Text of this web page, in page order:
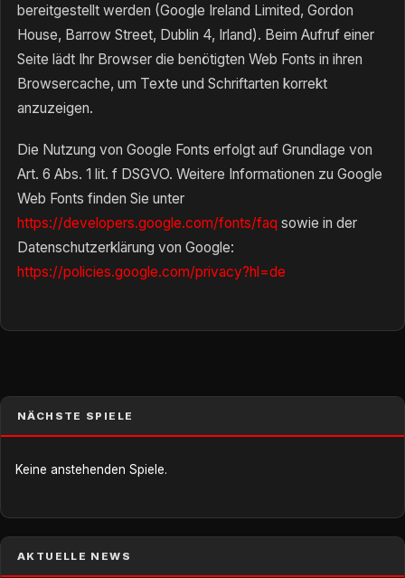
bereitgestellt werden (Google Ireland Limited, Gordon
House, Barrow Street, Dublin 4, Irland). Beim Aufruf einer
Seite lädt Ihr Browser die benötigten Web Fonts in ihren
Browsercache, um Texte und Schriftarten korrekt
anzuzeigen.
Die Nutzung von Google Fonts erfolgt auf Grundlage von
Art. 6 Abs. 1 lit. f DSGVO. Weitere Informationen zu Google
Web Fonts finden Sie unter
https://developers.google.com/fonts/faq sowie in der
Datenschutzerklärung von Google:
https://policies.google.com/privacy?hl=de
NÄCHSTE SPIELE
Keine anstehenden Spiele.
AKTUELLE NEWS